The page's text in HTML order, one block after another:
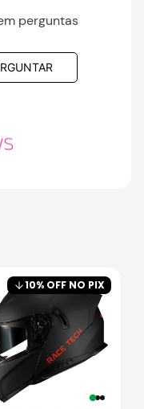
perguntas
10% OFF NO PIX